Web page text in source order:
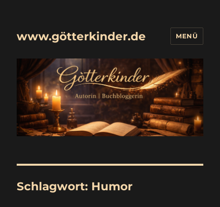
www.götterkinder.de MENÜ
Schlagwort: Humor